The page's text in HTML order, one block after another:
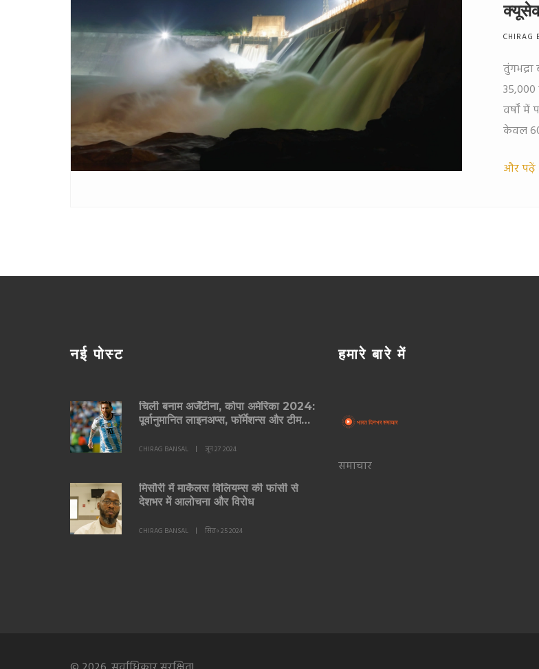
CHIRAG
वर्षों में
केवल
और पढ़ें
नई पोस्ट
चिली बनाम अर्जेंटीना, कोपा अमेरिका 2024:
पूर्वानुमानित लाइनअप्स, फॉर्मेशन्स और टीम
CHIRAG BANSAL जून 27 2024
मिसौरी में मार्केलस विलियम्स की फांसी से
देशभर में आलोचना और विरोध
CHIRAG BANSAL सित॰ 25 2024
हमारे बारे में
समाचार